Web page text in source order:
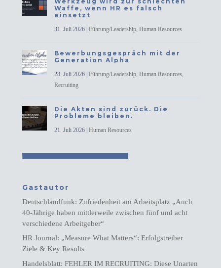
Waffe, wenn HR es falsch
einsetzt
31. Juli 2026| Führung/Leadership, Human Resources
Bewerbungsgespräch mit der
Generation Alpha
28. Juli 2026| Führung/Leadership, Human Resources,
Recruiting
Die Akten sind zurück. Die
Probleme bleiben.
21. Juli 2026| Human Resources
Gastautor
Deutschlandfunk: Zufriedenheit am Arbeitsplatz „Auch
40-Jährige haben mittlerweile zwischen fünf und acht
verschiedene Arbeitgeber“
HR Journal: „Measure What Matters“: Erfolgstreiber
Ziele & Key Results
Handelsblatt: FEHLER IM RECRUITING: Diese Unarten